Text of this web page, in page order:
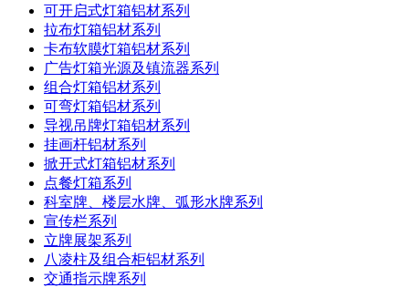
可开启式灯箱铝材系列
拉布灯箱铝材系列
卡布软膜灯箱铝材系列
广告灯箱光源及镇流器系列
组合灯箱铝材系列
可弯灯箱铝材系列
导视吊牌灯箱铝材系列
挂画杆铝材系列
掀开式灯箱铝材系列
点餐灯箱系列
科室牌、楼层水牌、弧形水牌系列
宣传栏系列
立牌展架系列
八凌柱及组合柜铝材系列
交通指示牌系列